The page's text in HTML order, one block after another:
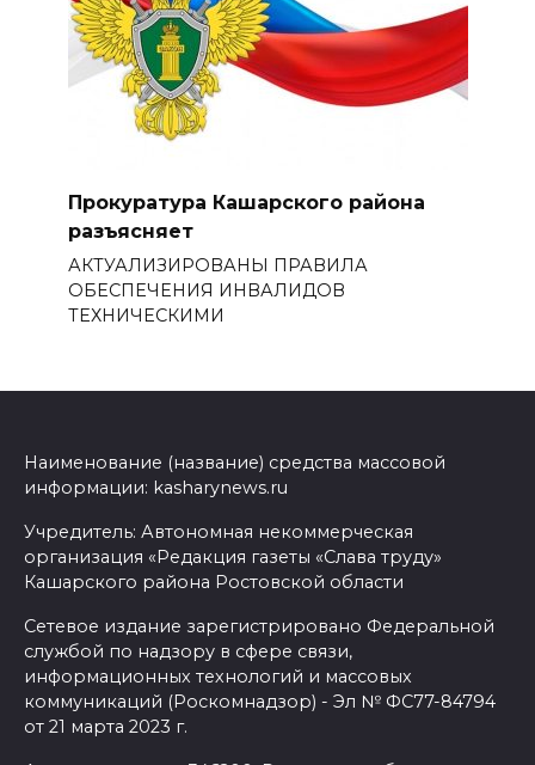
Прокуратура Кашарского района
разъясняет
АКТУАЛИЗИРОВАНЫ ПРАВИЛА
ОБЕСПЕЧЕНИЯ ИНВАЛИДОВ
ТЕХНИЧЕСКИМИ
Наименование (название) средства массовой
информации: kasharynews.ru
Учредитель: Автономная некоммерческая
организация «Редакция газеты «Слава труду»
Кашарского района Ростовской области
Сетевое издание зарегистрировано Федеральной
службой по надзору в сфере связи,
информационных технологий и массовых
коммуникаций (Роскомнадзор) - Эл № ФС77-84794
от 21 марта 2023 г.